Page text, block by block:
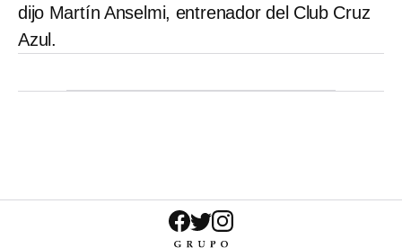
dijo Martín Anselmi, entrenador del Club Cruz
Azul.